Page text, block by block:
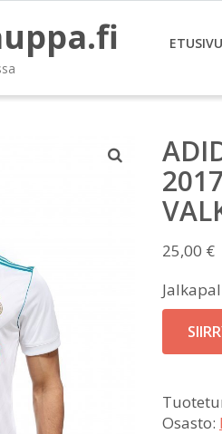
ETUSIVU
25,00 €
Osasto: